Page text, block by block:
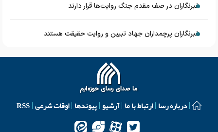
خبرنگاران در صف مقدم جنگ روایت‌ها قرار دارند
خبرنگاران پرچمداران جهاد تبیین و روایت حقیقت هستند
درباره رسا ارتباط با ما آرشیو پیوندها اوقات شرعی RSS